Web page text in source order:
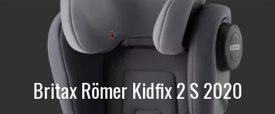
Britax Römer Kidfix 2 S 2020